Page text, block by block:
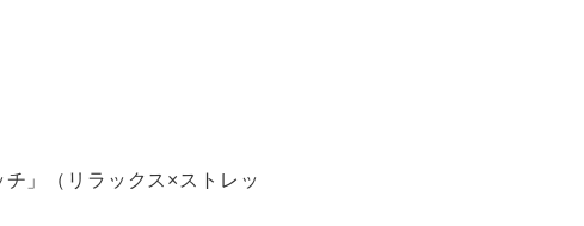
」（リラックス×ストレッ